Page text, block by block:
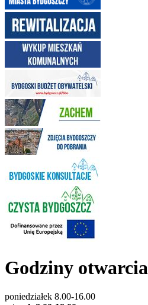
Godziny otwarcia
poniedziałek 8.00-16.00